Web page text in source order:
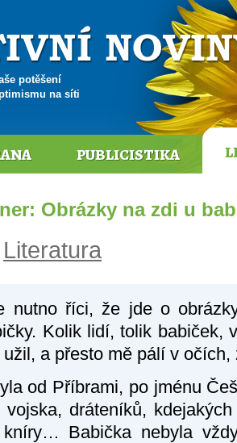
potěšení
na síti
PUBLICISTIKA
Obrázky na zdi u
Literatura
nutno říci, že jde o
Kolik lidí, tolik babiček,
a přesto mě pálí v
od Příbrami, po jménu
vojska, dráteníků,
kníry… Babička nebyla